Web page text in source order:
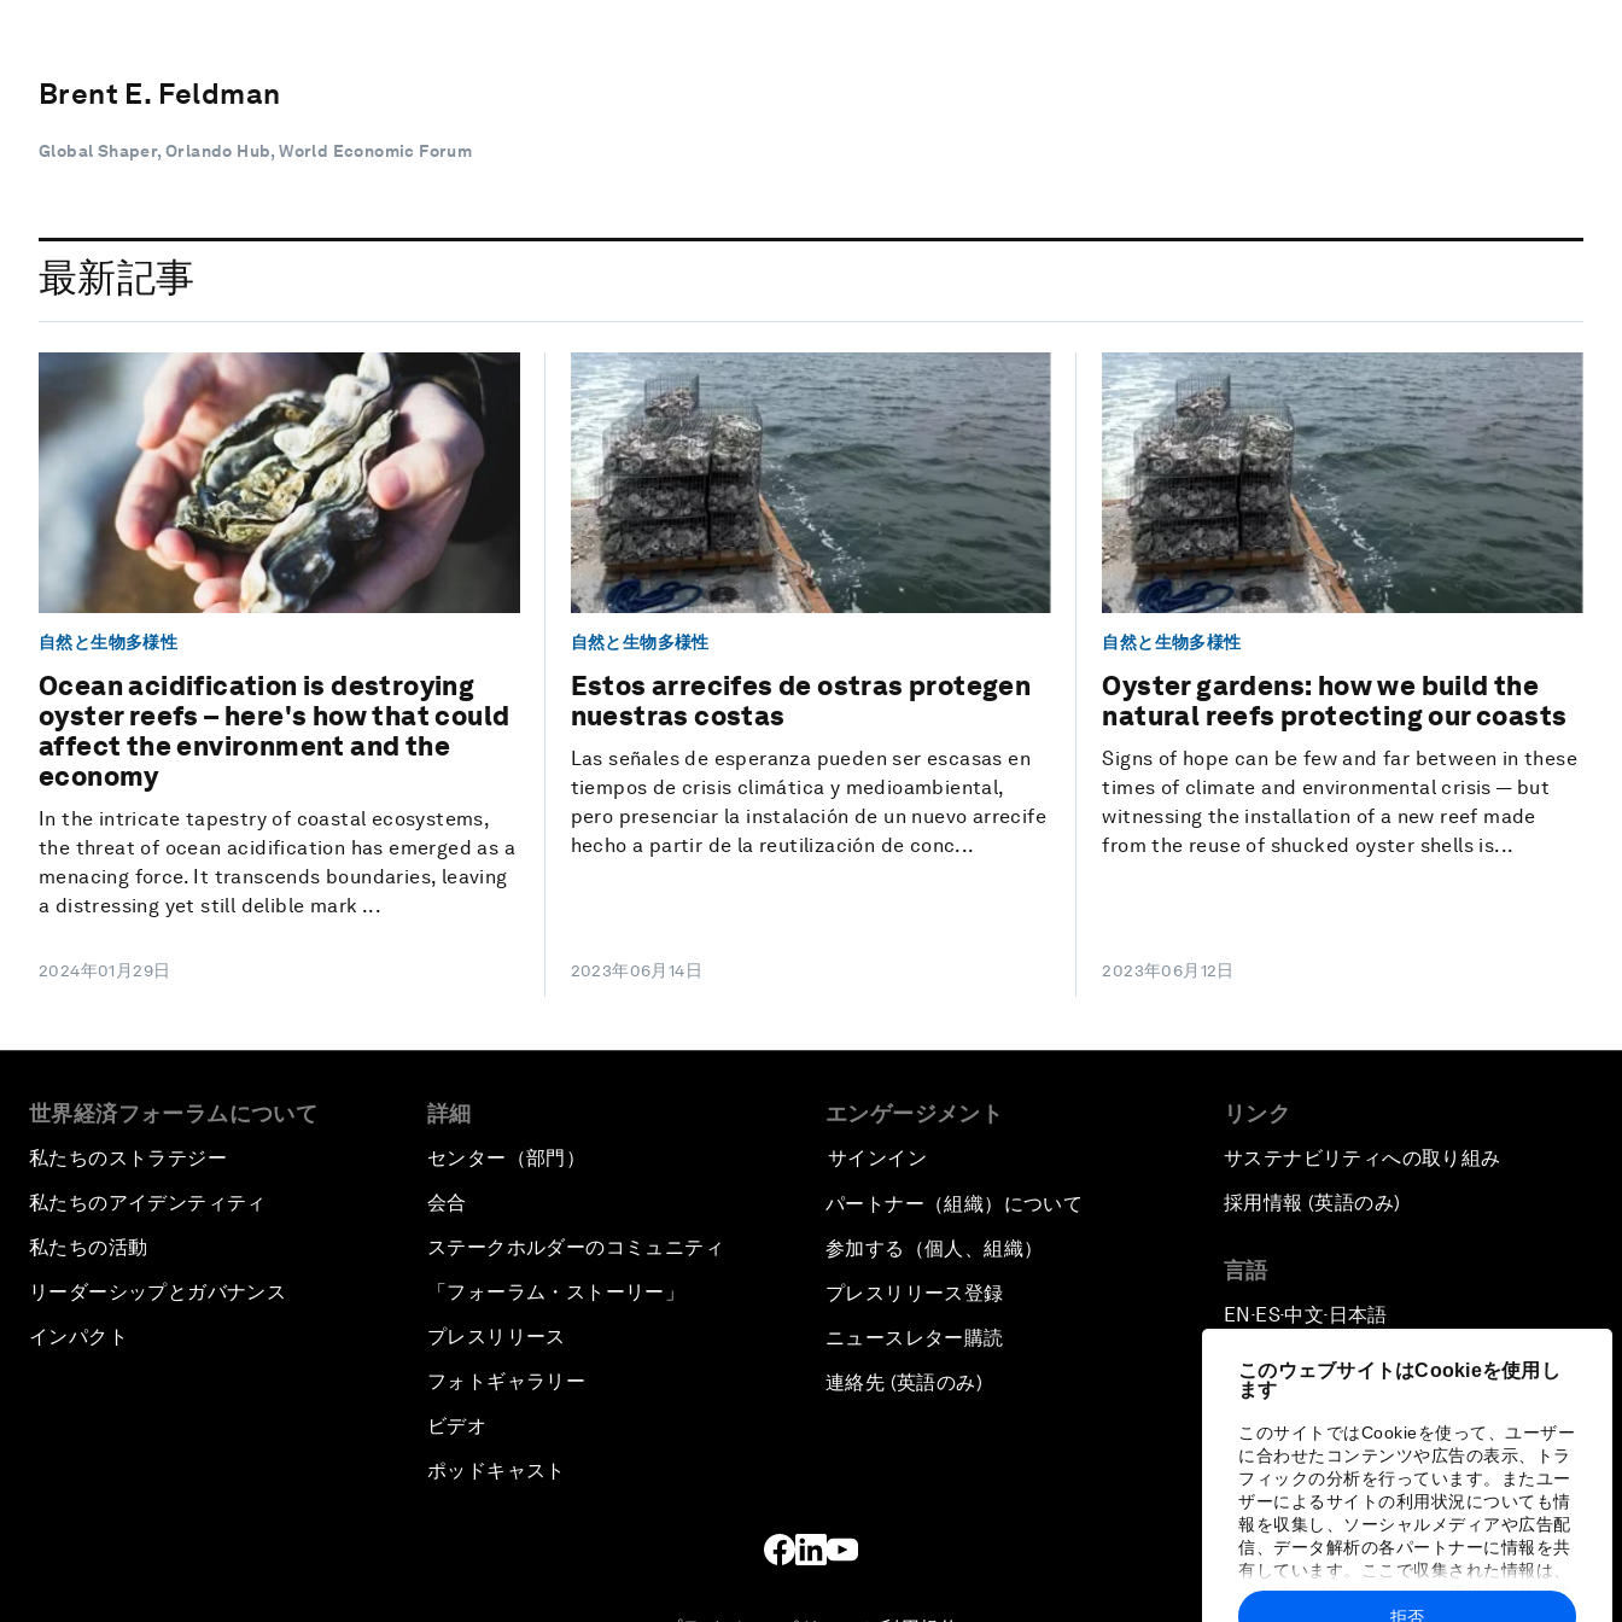
このウェブサイトはCookieを使用し
ます
このサイトではCookieを使って、ユーザー
に合わせたコンテンツや広告の表示、トラ
フィックの分析を行っています。またユー
ザーによるサイトの利用状況についても情
報を収集し、ソーシャルメディアや広告配
信、データ解析の各パートナーに情報を共
有しています。ここで収集された情報は、
ユーザーが各パートナーに提供した他の情
報や各パートナーのサービスを使用した際
拒否
Brent E. Feldman
Global Shaper, Orlando Hub, World Economic Forum
最新記事
自然と生物多様性
Ocean acidification is destroying
oyster reefs – here's how that could
affect the environment and the
economy
In the intricate tapestry of coastal ecosystems,
the threat of ocean acidification has emerged as a
menacing force. It transcends boundaries, leaving
a distressing yet still delible mark ...
2024年01月29日
自然と生物多様性
Estos arrecifes de ostras protegen
nuestras costas
Las señales de esperanza pueden ser escasas en
tiempos de crisis climática y medioambiental,
pero presenciar la instalación de un nuevo arrecife
hecho a partir de la reutilización de conc...
2023年06月14日
自然と生物多様性
Oyster gardens: how we build the
natural reefs protecting our coasts
Signs of hope can be few and far between in these
times of climate and environmental crisis — but
witnessing the installation of a new reef made
from the reuse of shucked oyster shells is...
2023年06月12日
世界経済フォーラムについて
私たちのストラテジー
私たちのアイデンティティ
私たちの活動
リーダーシップとガバナンス
インパクト
詳細
センター（部門）
会合
ステークホルダーのコミュニティ
「フォーラム・ストーリー」
プレスリリース
フォトギャラリー
ビデオ
ポッドキャスト
エンゲージメント
サインイン
パートナー（組織）について
参加する（個人、組織）
プレスリリース登録
ニュースレター購読
連絡先 (英語のみ)
リンク
サステナビリティへの取り組み
採用情報 (英語のみ)
言語
EN ▪ ES▪中文▪ 日本語